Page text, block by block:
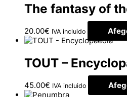
The fantasy of
20.00€ IVA incluido
TOUT –
45.00€ IVA incluido